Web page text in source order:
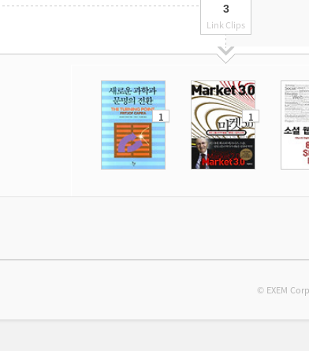
3
Link Clips
1
1
© EXEM